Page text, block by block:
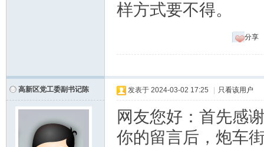
样方式要不得。
分享
高新区党工委副书记陈 发表于 2024-03-02 17:25 只看该用户
网友您好：首先感
你的留言后，炮车